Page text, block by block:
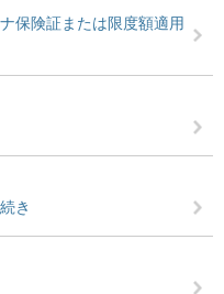
保険証または限度額適用
き